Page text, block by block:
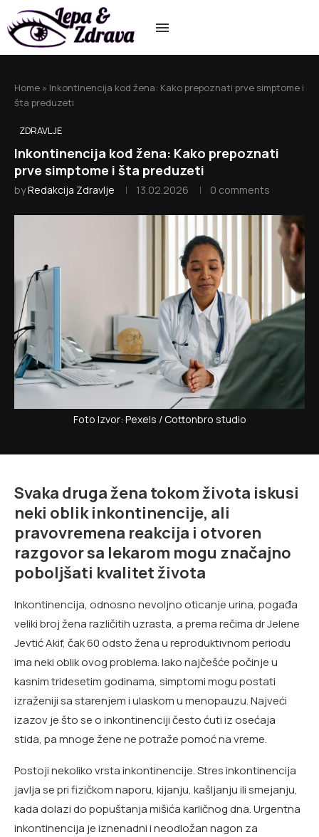
Home » Inkontinencija kod žena: Kako prepoznati prve simptome i
šta preduzeti
ZDRAVLJE
Inkontinencija kod žena: Kako prepoznati
prve simptome i šta preduzeti
byRedakcija Zdravlje 13.02.2026 0 comments
Foto Izvor: Pexels / Cottonbro studio
Svaka druga žena tokom života iskusi
neki oblik inkontinencije, ali
pravovremena reakcija i otvoren
razgovor sa lekarom mogu značajno
poboljšati kvalitet života
Inkontinencija, odnosno nevoljno oticanje urina, pogađa
veliki broj žena različitih uzrasta, a prema rečima dr Jelene
Jevtić Akif, čak 60 odsto žena u reproduktivnom periodu
ima neki oblik ovog problema. Iako najčešće počinje u
kasnim tridesetim godinama, simptomi mogu postati
izraženiji sa starenjem i ulaskom u menopauzu. Najveći
izazov je što se o inkontinenciji često ćuti iz osećaja
stida, pa mnoge žene ne potraže pomoć na vreme.
Postoji nekoliko vrsta inkontinencije. Stres inkontinencija
javlja se pri fizičkom naporu, kijanju, kašljanju ili smejanju,
kada dolazi do popuštanja mišića karličnog dna. Urgentna
inkontinencija je iznenadni i neodložan nagon za